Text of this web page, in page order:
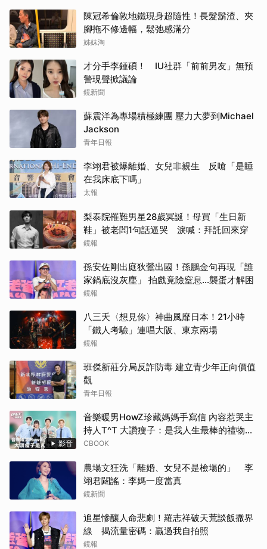
陳冠希倫敦地鐵現身超隨性！長髮鬍渣、夾
腳拖不修邊幅，鬆弛感滿分
姊妹淘
才分手李鍾碩！ IU社群「前前男友」無預
警現聲掀議論
鏡新聞
蘇震洋為專場積極練團 壓力大夢到Michael
Jackson
青年日報
李翊君被爆離婚、女兒非親生 反嗆「是睡
在我床底下嗎」
太報
梨泰院罹難男星28歲冥誕！母買「生日新
鞋」被老闆1句話逼哭 淚喊：拜託回來穿
鏡報
孫安佐剛出庭狄鶯出國！孫鵬金句再現「誰
家鍋底沒灰塵」 拍戲竟險窒息…襲蛋才解困
鏡報
八三夭〈想見你〉神曲風靡日本！21小時
「鐵人考驗」連唱大阪、東京兩場
鏡報
班傑新莊分局反詐防毒 建立青少年正向價值
觀
青年日報
影音
音樂暖男HowZ珍藏媽媽手寫信 內容惹哭主
持人T^T 大讚瘦子：是我人生最棒的禮物！
｜#HowZ｜#人物專訪【#OMO調查局】
CBOOK
農場文狂洗「離婚、女兒不是檢場的」 李
翊君闢謠：李媽一度當真
鏡新聞
追星慘釀人命悲劇！羅志祥破天荒談飯撒界
線 揭流量密碼：贏過我自拍照
鏡報